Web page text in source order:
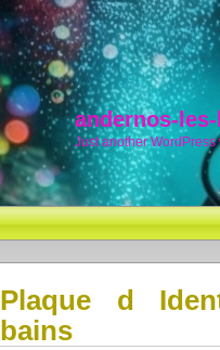
andernos-
Just another WordPress
Plaque d
bains